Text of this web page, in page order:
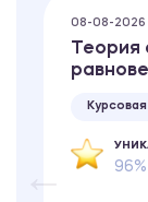
08-08-2026
Теория
96%